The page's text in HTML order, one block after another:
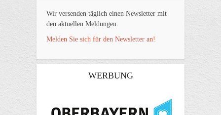
Wir versenden täglich einen Newsletter mit
den aktuellen Meldungen.
Melden Sie sich für den Newsletter an!
WERBUNG